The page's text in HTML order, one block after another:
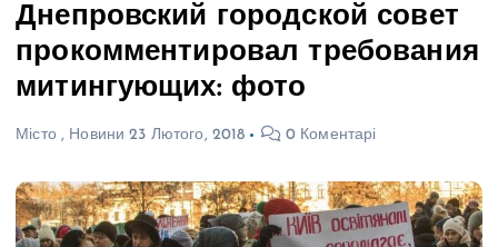
Днепровский городской совет
прокомментировал требования
митингующих: фото
Місто, Новини 23 Лютого, 2018 0 Коментарі